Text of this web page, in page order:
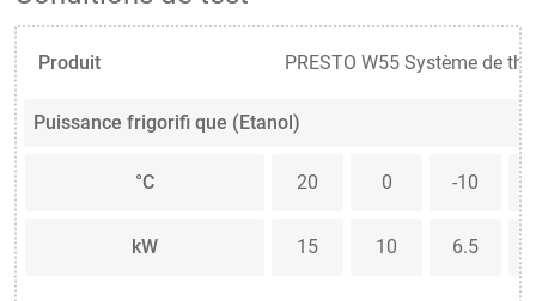
Produit PRESTO W55 Système de
Puissance frigorifi que (Etanol)
°C 20 0 -10
kW 15 10 6.5